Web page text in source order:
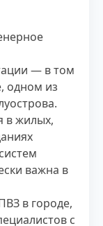
— в том
одном из
в жилых,
важна в
в городе,
с